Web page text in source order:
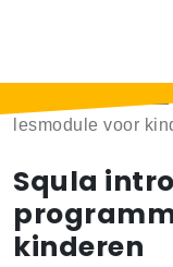
lesmodule voor
Squla
kinderen